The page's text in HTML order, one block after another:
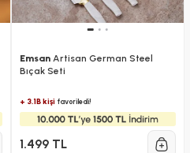
EmsanArtisan German Steel
Bıçak Seti
+ 3.1B kişifavoriledi!
1.499 TL